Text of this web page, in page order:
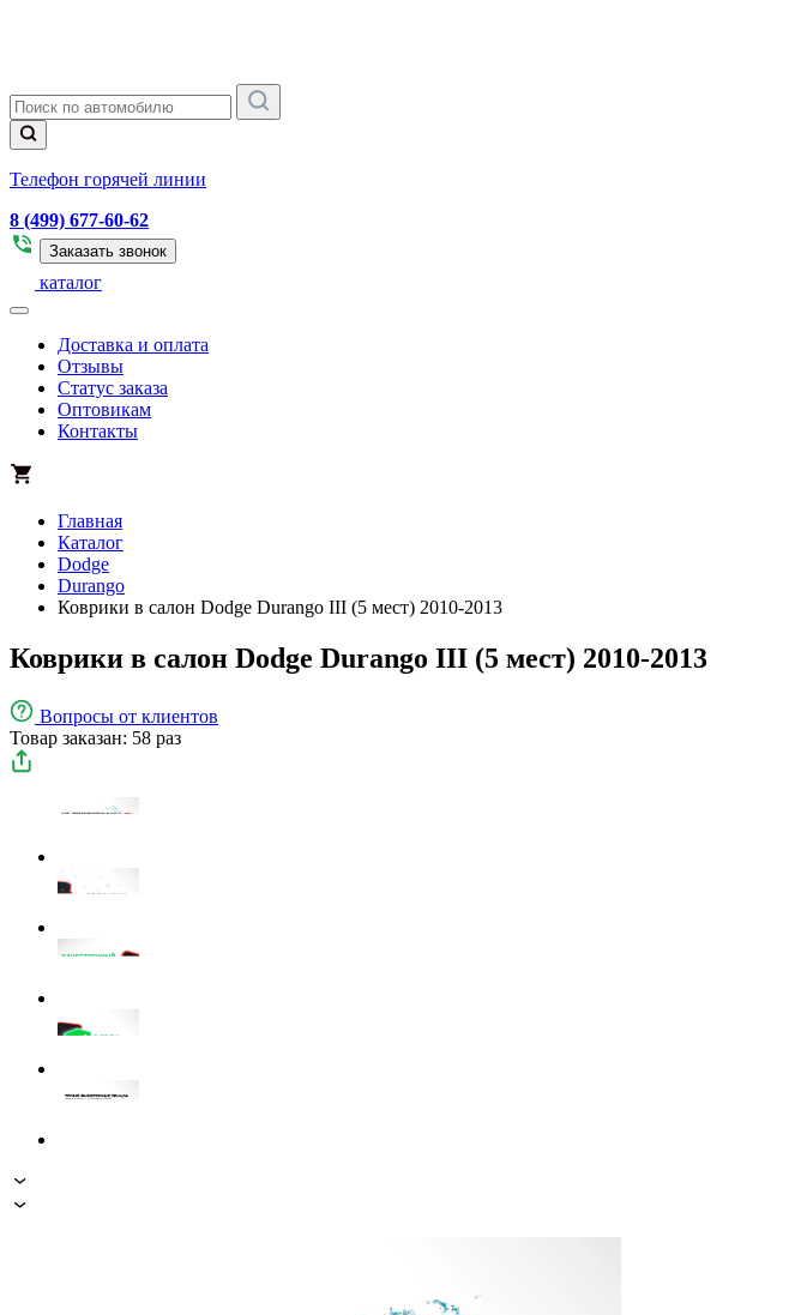
Телефон горячей линии
8 (499) 677-60-62
Заказать звонок
каталог
Доставка и оплата
Отзывы
Статус заказа
Оптовикам
Контакты
Главная
Каталог
Dodge
Durango
Коврики в салон Dodge Durango III (5 мест) 2010-2013
Коврики в салон Dodge Durango III (5 мест) 2010-2013
Вопросы от клиентов
Товар заказан: 58 раз